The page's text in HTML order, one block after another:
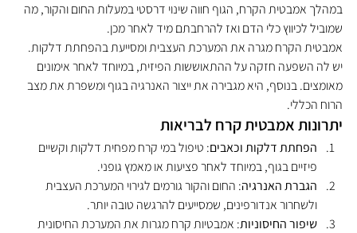
במהלך אמבטית הקרח, הגוף חווה שינוי דרסטי במעלות החום והקור, מה
שמוביל לכיווץ כלי הדם ואז להרחבתם מיד לאחר מכן.
אמבטית הקרח מגרה את המערכת העצבית ומסייעת בהפחתת דלקות.
יש לה השפעה חזקה על ההתאוששות הפיזית, במיוחד לאחר אימונים
מאומצים. בנוסף, היא מגבירה את ייצור האנרגיה בגוף ומשפרת את מצב
הרוח הכללי.
יתרונות אמבטית קרח לבריאות
הפחתת דלקות וכאבים: טיפול במי קרח מפחית דלקות וקשיים
פיזיים בגוף, במיוחד לאחר פציעות או מאמץ גופני.
הגברת האנרגיה: החום והקור גורמים לגירוי המערכת העצבית
ולשחרור אנדורפינים, שמסייעים להרגשה טובה יותר.
שיפור החיסוניות: אמבטיות קרח מגרות את המערכת החיסונית